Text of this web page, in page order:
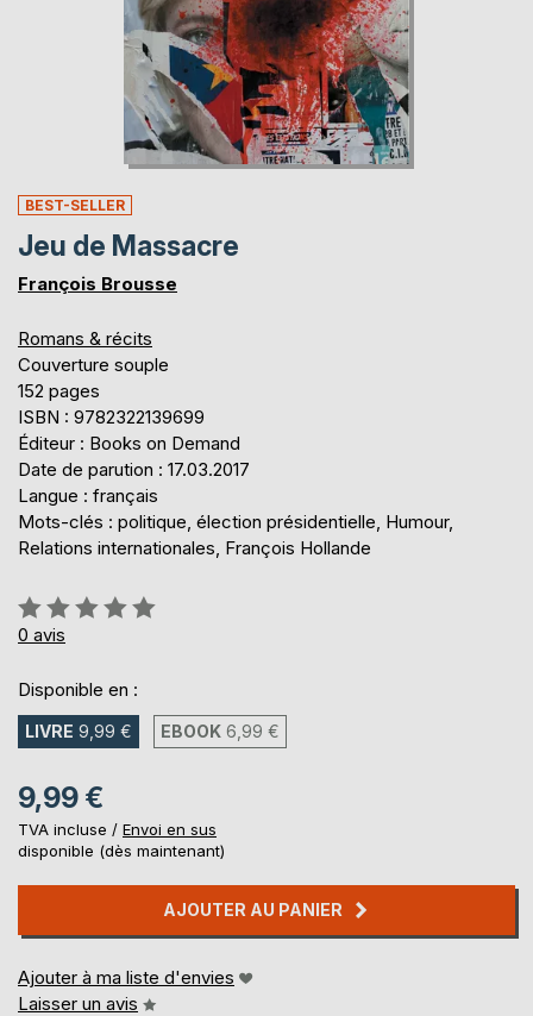
BEST-SELLER
Jeu de Massacre
François Brousse
Romans & récits
Couverture souple
152 pages
ISBN : 9782322139699
Éditeur : Books on Demand
Date de parution : 17.03.2017
Langue : français
Mots-clés : politique, élection présidentielle, Humour,
Relations internationales, François Hollande
Évaluation:
0%
0 avis
Disponible en :
LIVRE 9,99 € EBOOK 6,99 €
9,99 €
TVA incluse / Envoi en sus
disponible (dès maintenant)
AJOUTER AU PANIER
Ajouter à ma liste d'envies
Laisser un avis